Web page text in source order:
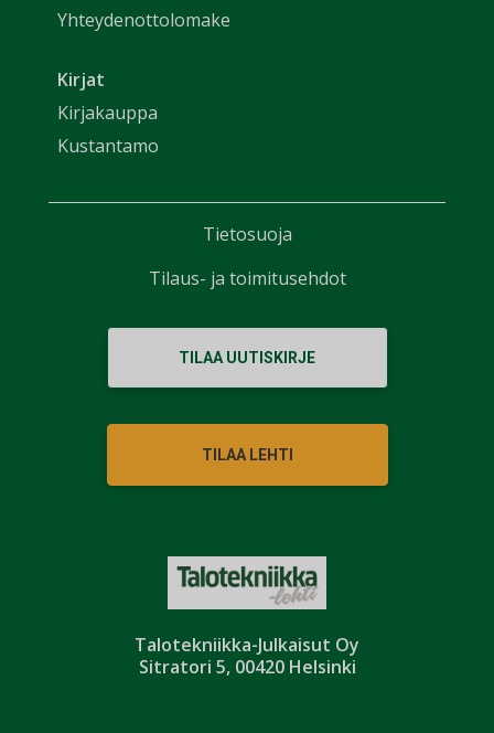
Talotekniikka-Julkaisut Oy
Sitratori 5, 00420 Helsinki
Yhteydenottolomake
Kirjat
Kirjakauppa
Kustantamo
TILAA UUTISKIRJE
TILAA LEHTI
Tietosuoja
Tilaus- ja toimitusehdot